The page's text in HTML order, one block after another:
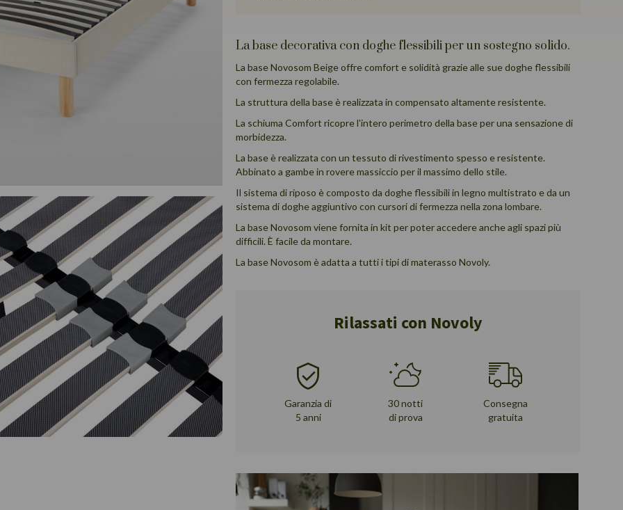
La base decorativa con doghe flessibili per un sostegno solido.
La base Novosom Beige offre comfort e solidità grazie alle sue doghe flessibili
con fermezza regolabile.
La struttura della base è realizzata in compensato altamente resistente.
La schiuma Comfort ricopre l'intero perimetro della base per una sensazione di
morbidezza.
La base è realizzata con un tessuto di rivestimento spesso e resistente.
Abbinato a gambe in rovere massiccio per il massimo dello stile.
Il sistema di riposo è composto da doghe flessibili in legno multistrato e da un
sistema di doghe aggiuntivo con cursori di fermezza nella zona lombare.
La base Novosom viene fornita in kit per poter accedere anche agli spazi più
difficili. È facile da montare.
La base Novosom è adatta a tutti i tipi di materasso Novoly.
Rilassati con Novoly
Garanzia di
5 anni
30 notti
di prova
Consegna
gratuita